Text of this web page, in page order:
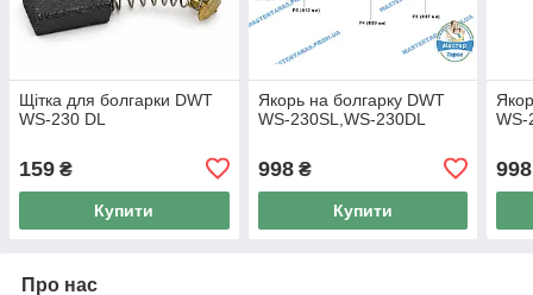
Щітка для болгарки DWT
WS-230 DL
159 ₴
Купити
Якорь на болгарку DWT
WS-230SL,WS-230DL
998₴
Купити
WS-
998
Про нас